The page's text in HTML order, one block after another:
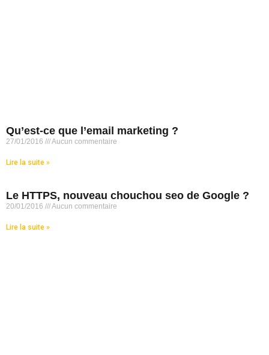
Qu’est-ce que l’email marketing ?
27/01/2016 Aucun commentaire
Lire la suite »
Le HTTPS, nouveau chouchou seo de Google ?
20/01/2016 Aucun commentaire
Lire la suite »